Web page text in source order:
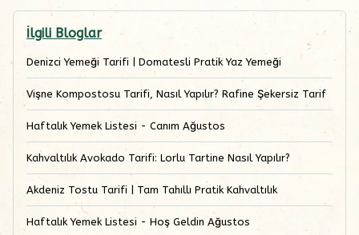
İlgili Bloglar
Denizci Yemeği Tarifi | Domatesli Pratik Yaz Yemeği
Vişne Kompostosu Tarifi, Nasıl Yapılır? Rafine Şekersiz Tarif
Haftalık Yemek Listesi - Canım Ağustos
Kahvaltılık Avokado Tarifi: Lorlu Tartine Nasıl Yapılır?
Akdeniz Tostu Tarifi | Tam Tahıllı Pratik Kahvaltılık
Haftalık Yemek Listesi - Hoş Geldin Ağustos